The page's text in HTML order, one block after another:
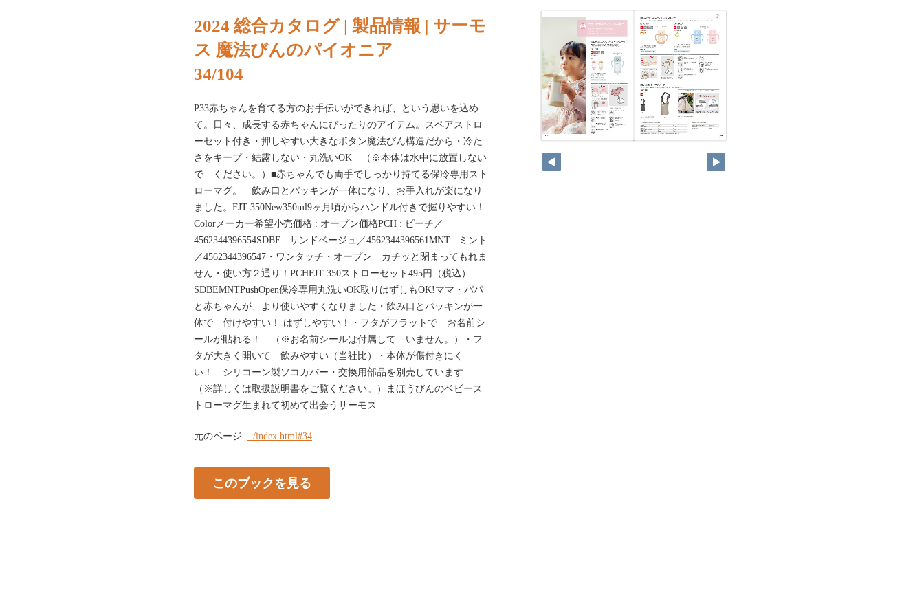
2024 総合カタログ | 製品情報 | サーモ
ス 魔法びんのパイオニア
34/104
P33赤ちゃんを育てる方のお手伝いができれば、という思いを込め
て。日々、成長する赤ちゃんにぴったりのアイテム。スペアストロ
ーセット付き・押しやすい大きなボタン魔法びん構造だから・冷た
さをキープ・結露しない・丸洗いOK （※本体は水中に放置しない
で ください。）■赤ちゃんでも両手でしっかり持てる保冷専用スト
ローマグ。 飲み口とパッキンが一体になり、お手入れが楽になり
ました。FJT-350New350ml9ヶ月頃からハンドル付きで握りやすい！
Colorメーカー希望小売価格 : オープン価格PCH : ピーチ／
4562344396554SDBE : サンドベージュ／4562344396561MNT : ミント
／4562344396547・ワンタッチ・オープン カチッと閉まってもれま
せん・使い方２通り！PCHFJT-350ストローセット495円（税込）
SDBEMNTPushOpen保冷専用丸洗いOK取りはずしもOK!ママ・パパ
と赤ちゃんが、より使いやすくなりました・飲み口とパッキンが一
体で 付けやすい！ はずしやすい！・フタがフラットで お名前シ
ールが貼れる！ （※お名前シールは付属して いません。）・フ
タが大きく開いて 飲みやすい（当社比）・本体が傷付きにく
い！ シリコーン製ソコカバー・交換用部品を別売しています
（※詳しくは取扱説明書をご覧ください。）まほうびんのベビース
トローマグ生まれて初めて出会うサーモス
元のページ ../index.html#34
このブックを見る